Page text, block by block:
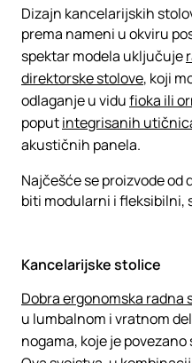
Dizajn kancelarijskih
prema nameni u okviru
spektar modela uključuje
direktorske stolove, koji
odlaganje u vidufioka ili
poputintegrisanih
akustičnih panela.
Najčešće se proizvode od
biti modularni i fleksibilni,
Kancelarijske stolice
Dobra ergonomska radna
u lumbalnom i vratnom
nogama, koje je